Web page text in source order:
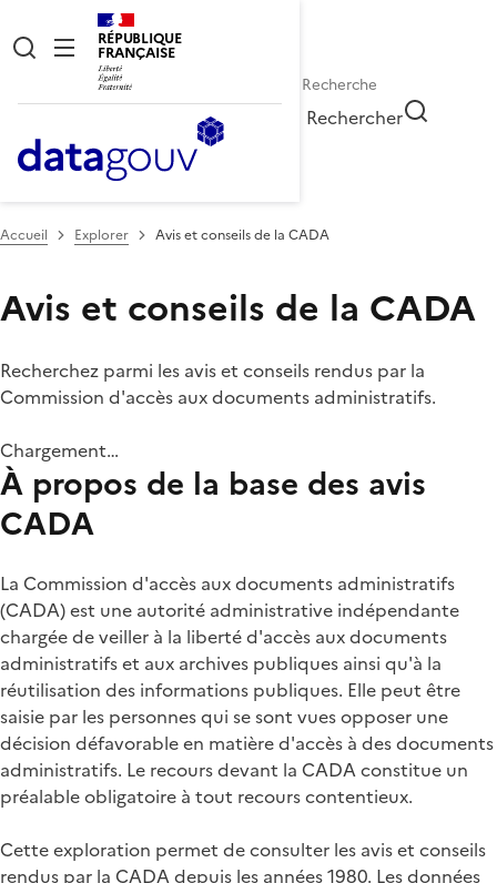
RÉPUBLIQUE
FRANÇAISE
Rechercher
Accueil Explorer Avis et conseils de la CADA
Avis et conseils de la CADA
Recherchez parmi les avis et conseils rendus par la
Commission d'accès aux documents administratifs.
Chargement…
À propos de la base des avis
CADA
La Commission d'accès aux documents administratifs
(CADA) est une autorité administrative indépendante
chargée de veiller à la liberté d'accès aux documents
administratifs et aux archives publiques ainsi qu'à la
réutilisation des informations publiques. Elle peut être
saisie par les personnes qui se sont vues opposer une
décision défavorable en matière d'accès à des documents
administratifs. Le recours devant la CADA constitue un
préalable obligatoire à tout recours contentieux.
Cette exploration permet de consulter les avis et conseils
rendus par la CADA depuis les années 1980. Les données